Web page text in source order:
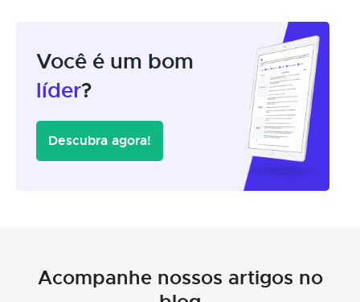
Você é um bom
líder?
Descubra agora!
Acompanhe nossos artigos no